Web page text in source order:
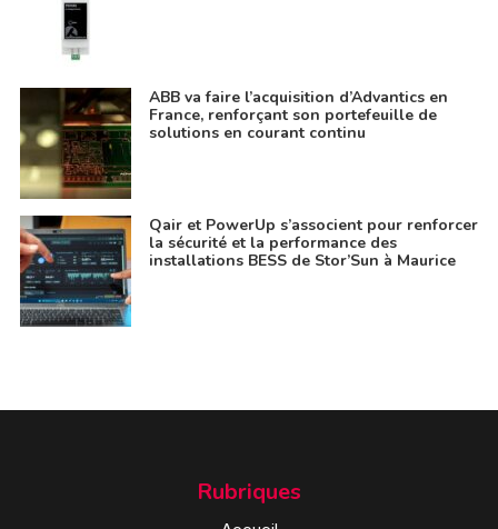
ABB va faire l’acquisition d’Advantics en
France, renforçant son portefeuille de
solutions en courant continu
Qair et PowerUp s’associent pour renforcer
la sécurité et la performance des
installations BESS de Stor’Sun à Maurice
Rubriques